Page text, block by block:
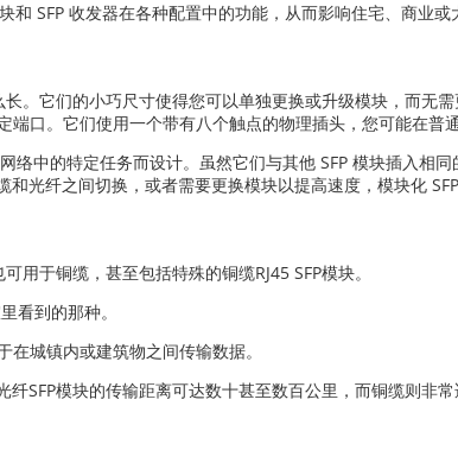
SFP 收发器在各种配置中的功能，从而影响住宅、商业或
。它们的小巧尺寸使得您可以单独更换或升级模块，而无
口。它们使用一个带有八个触点的物理插头，您可能在普
络中的特定任务而设计。虽然它们与其他 SFP 模块插入相
光纤之间切换，或者需要更换模块以提高速度，模块化 SFP
用于铜缆，甚至包括特殊的铜缆RJ45 SFP模块。
看到的那种。
城镇内或建筑物之间传输数据。
SFP模块的传输距离可达数十甚至数百公里，而铜缆则非